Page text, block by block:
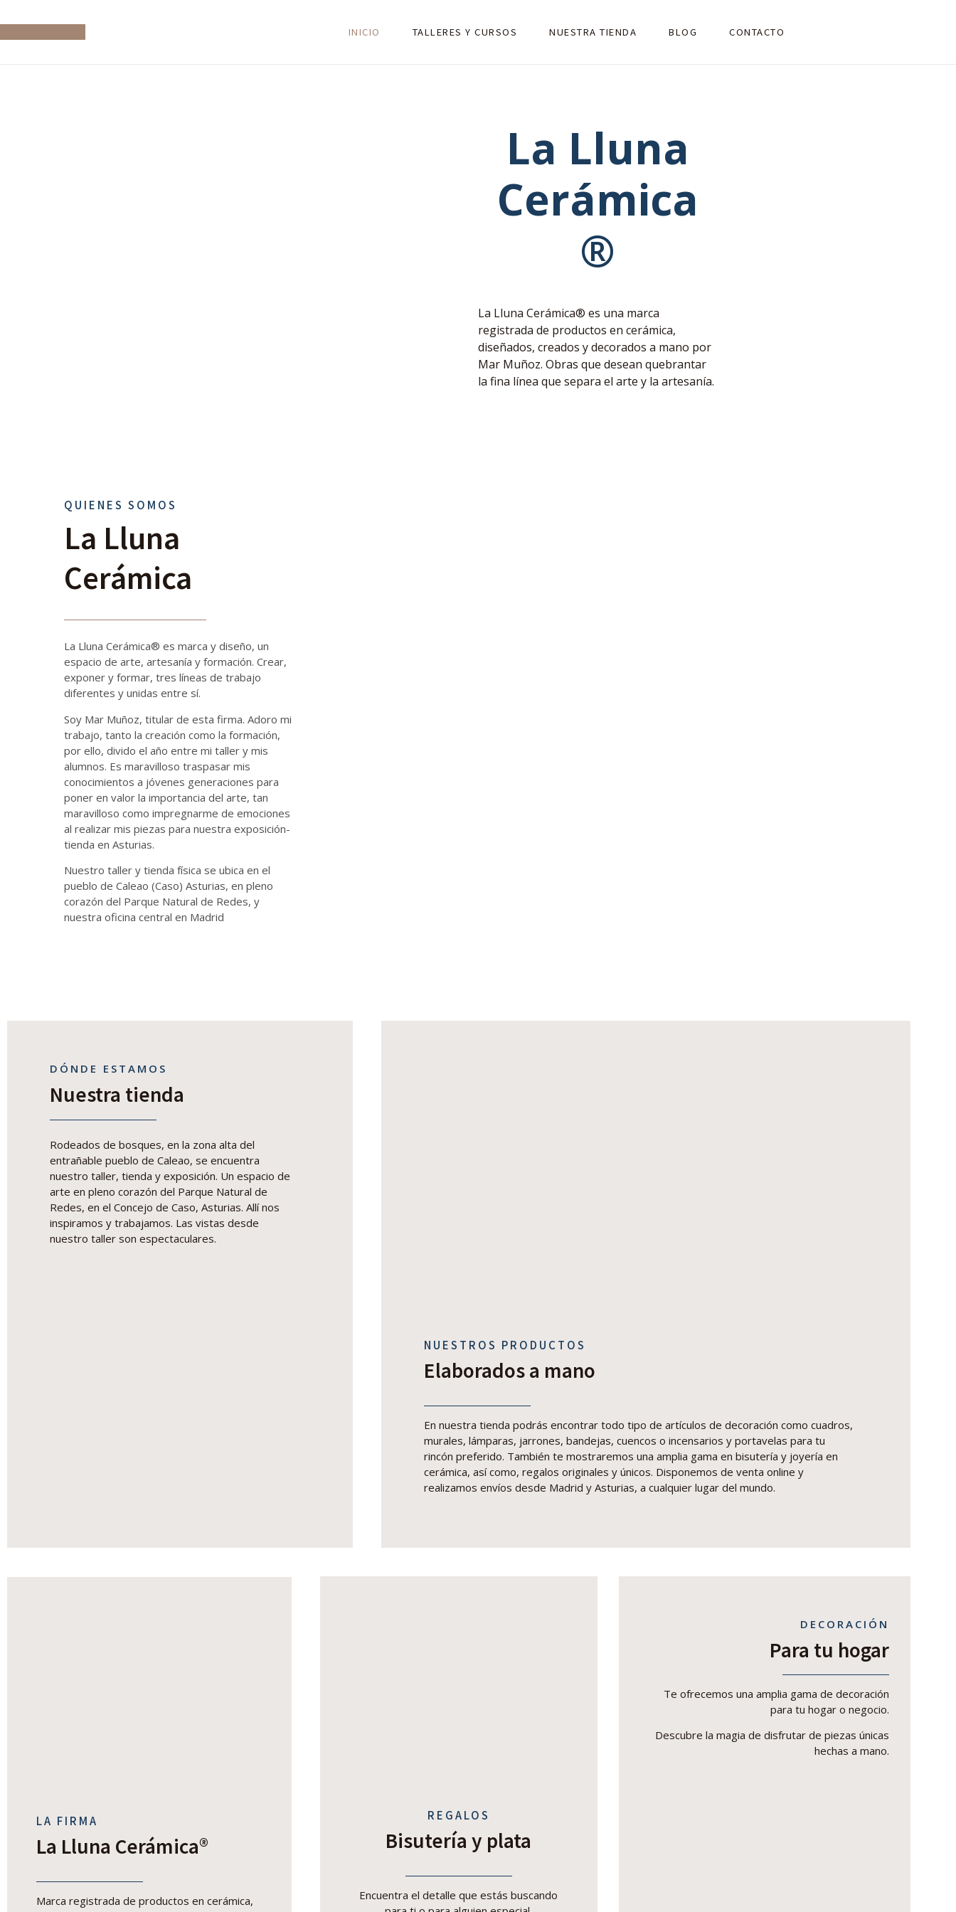
INICIO TALLERES Y CURSOS NUESTRA TIENDA BLOG CONTACTO
La Lluna
Cerámica
®
La Lluna Cerámica® es una marca
registrada de productos en cerámica,
diseñados, creados y decorados a mano por
Mar Muñoz. Obras que desean quebrantar
la fina línea que separa el arte y la artesanía.
QUIENES SOMOS
La Lluna
Cerámica
La Lluna Cerámica® es marca y diseño, un
espacio de arte, artesanía y formación. Crear,
exponer y formar, tres líneas de trabajo
diferentes y unidas entre sí.
Soy Mar Muñoz, titular de esta firma. Adoro mi
trabajo, tanto la creación como la formación,
por ello, divido el año entre mi taller y mis
alumnos. Es maravilloso traspasar mis
conocimientos a jóvenes generaciones para
poner en valor la importancia del arte, tan
maravilloso como impregnarme de emociones
al realizar mis piezas para nuestra exposición-
tienda en Asturias.
Nuestro taller y tienda física se ubica en el
pueblo de Caleao (Caso) Asturias, en pleno
corazón del Parque Natural de Redes, y
nuestra oficina central en Madrid
DÓNDE ESTAMOS
Nuestra tienda
Rodeados de bosques, en la zona alta del
entrañable pueblo de Caleao, se encuentra
nuestro taller, tienda y exposición. Un espacio de
arte en pleno corazón del Parque Natural de
Redes, en el Concejo de Caso, Asturias. Allí nos
inspiramos y trabajamos. Las vistas desde
nuestro taller son espectaculares.
NUESTROS PRODUCTOS
Elaborados a mano
En nuestra tienda podrás encontrar todo tipo de artículos de decoración como cuadros,
murales, lámparas, jarrones, bandejas, cuencos o incensarios y portavelas para tu
rincón preferido. También te mostraremos una amplia gama en bisutería y joyería en
cerámica, así como, regalos originales y únicos. Disponemos de venta online y
realizamos envíos desde Madrid y Asturias, a cualquier lugar del mundo.
LA FIRMA
La Lluna Cerámica®
Marca registrada de productos en cerámica,
REGALOS
Bisutería y plata
Encuentra el detalle que estás buscando
DECORACIÓN
Para tu hogar
Te ofrecemos una amplia gama de decoración
para tu hogar o negocio.
Descubre la magia de disfrutar de piezas únicas
hechas a mano.